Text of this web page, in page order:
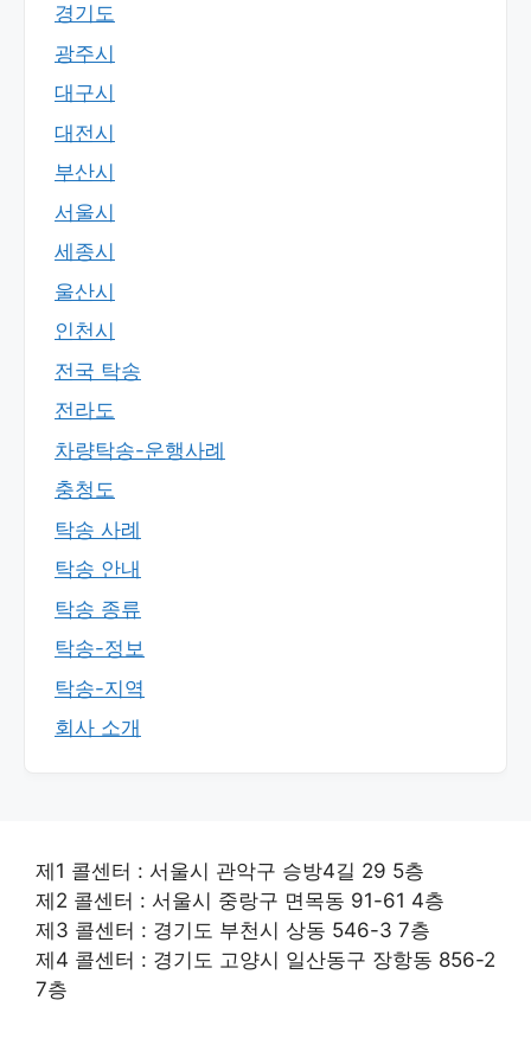
경기도
광주시
대구시
대전시
부산시
서울시
세종시
울산시
인천시
전국 탁송
전라도
차량탁송-운행사례
충청도
탁송 사례
탁송 안내
탁송 종류
탁송-정보
탁송-지역
회사 소개
제1 콜센터 : 서울시 관악구 승방4길 29 5층
제2 콜센터 : 서울시 중랑구 면목동 91-61 4층
제3 콜센터 : 경기도 부천시 상동 546-3 7층
제4 콜센터 : 경기도 고양시 일산동구 장항동 856-2
7층